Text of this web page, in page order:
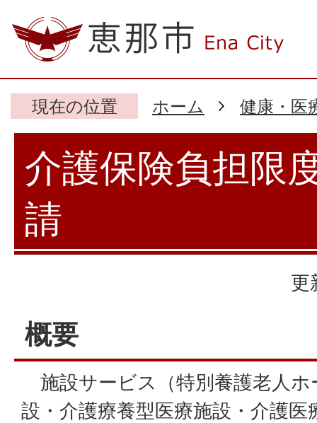
現在の位置 ホーム 健康・医
介護保険負担限
請
更
概要
施設サービス（特別養護老人ホ
設・介護療養型医療施設・介護